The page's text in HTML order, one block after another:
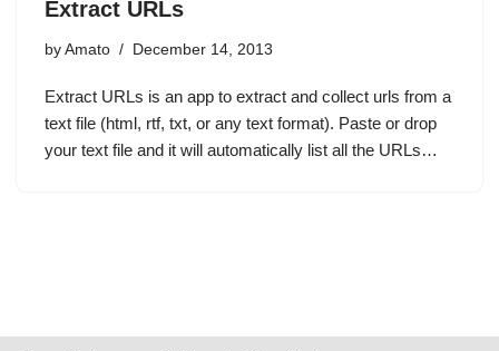
Extract URLs
by Amato December 14, 2013
Extract URLs is an app to extract and collect urls from a
text file (html, rtf, txt, or any text format). Paste or drop
your text file and it will automatically list all the URLs…